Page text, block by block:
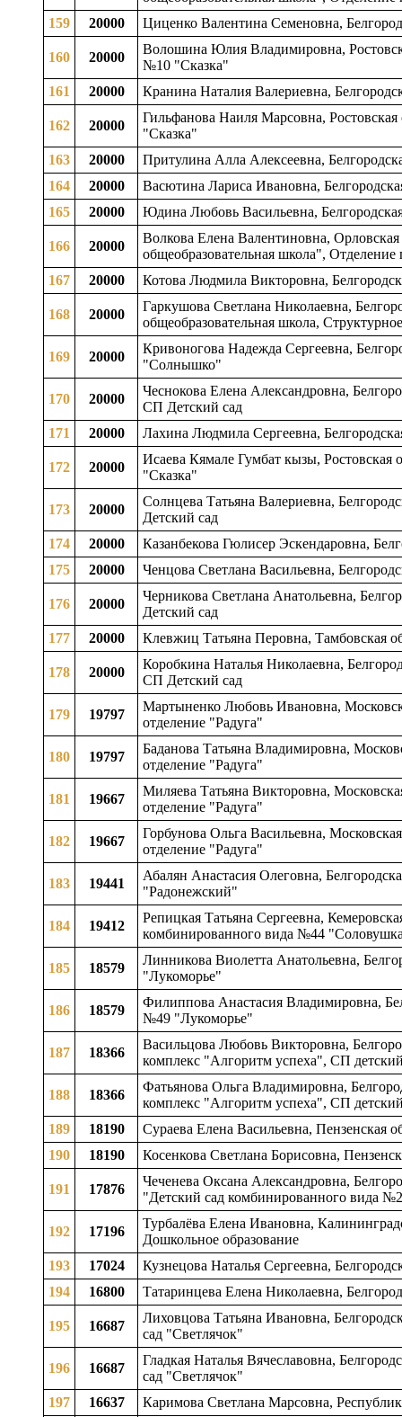
159
20000 Циценко Валентина Семеновна,
160 20000
Волошина Юлия Владимировна,
№10 "Сказка"
161
20000 Кранина Наталия Валериевна,
162 20000
Гильфанова Наиля Марсовна,
"Сказка"
163
20000
Притулина Алла Алексеевна,
164
20000
Васютина Лариса Ивановна,
165
20000 Юдина Любовь Васильевна,
166 20000
Волкова Елена Валентиновна,
общеобразовательная школа",
167
20000 Котова Людмила Викторовна,
168 20000
Гаркушова Светлана Николаевна,
общеобразовательная школа,
169 20000
Кривоногова Надежда Сергеевна,
"Солнышко"
170 20000
Чеснокова Елена Александровна,
СП Детский сад
171
20000 Лахина Людмила Сергеевна,
172 20000
Исаева Кямале Гумбат кызы,
"Сказка"
173 20000
Солнцева Татьяна Валериевна,
Детский сад
174
20000
Казанбекова Гюлисер Эскендаровна,
175
20000 Ченцова Светлана Васильевна,
176 20000
Черникова Светлана Анатольевна,
Детский сад
177
20000 Клевжиц Татьяна Перовна, Тамбовская
178 20000
Коробкина Наталья Николаевна,
СП Детский сад
179 19797
Мартыненко Любовь Ивановна,
отделение "Радуга"
180 19797
Баданова Татьяна Владимировна,
отделение "Радуга"
181 19667
Миляева Татьяна Викторовна,
отделение "Радуга"
182 19667
Горбунова Ольга Васильевна,
отделение "Радуга"
183 19441
Абалян Анастасия Олеговна,
"Радонежский"
184 19412
Репицкая Татьяна Сергеевна,
комбинированного вида №44
185 18579
Линникова Виолетта Анатольевна,
"Лукоморье"
186 18579
Филиппова Анастасия Владимировна,
№49 "Лукоморье"
187 18366
Васильцова Любовь Викторовна,
комплекс "Алгоритм успеха", СП
188 18366
Фатьянова Ольга Владимировна,
комплекс "Алгоритм успеха", СП
189
18190
Сураева Елена Васильевна, Пензенская
190
18190 Косенкова Светлана Борисовна,
191 17876
Чеченева Оксана Александровна,
"Детский сад комбинированного вида
192 17196
Турбалёва Елена Ивановна,
Дошкольное образование
193
17024
Кузнецова Наталья Сергеевна,
194
16800 Татаринцева Елена Николаевна,
195 16687
Лиховцова Татьяна Ивановна,
сад "Светлячок"
196 16687
Гладкая Наталья Вячеславовна,
сад "Светлячок"
197
16637 Каримова Светлана Марсовна,